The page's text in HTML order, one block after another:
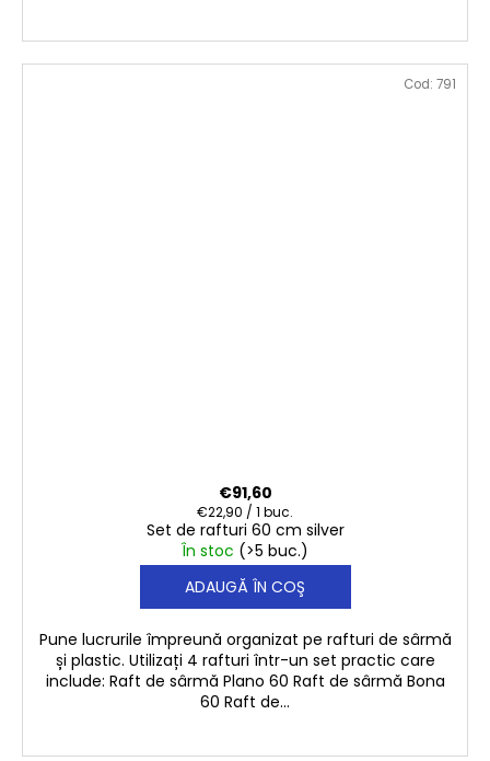
Set de rafturi 60 cm silver
În stoc (>5 buc.)
€91,60
Evaluare
preţ:
€22,90 / 1 buc.
ADAUGĂ ÎN COŞ
Pune lucrurile împreună organizat pe rafturi de sârmă
și plastic. Utilizați 4 rafturi într-un set practic care
include: Raft de sârmă Plano 60 Raft de sârmă Bona
60 Raft de...
Cod: 791